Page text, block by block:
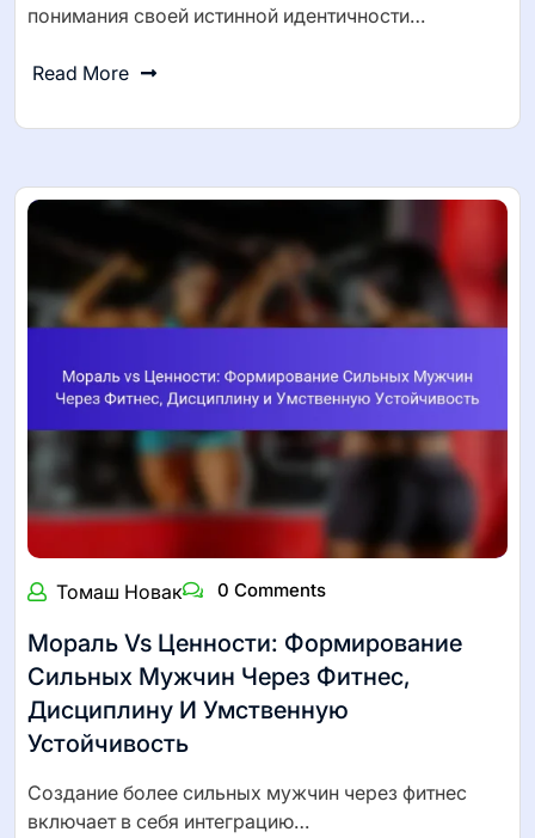
понимания своей истинной идентичности…
Read More
Томаш Новак 0 Comments
Мораль Vs Ценности: Формирование
Сильных Мужчин Через Фитнес,
Дисциплину И Умственную
Устойчивость
Создание более сильных мужчин через фитнес
включает в себя интеграцию…